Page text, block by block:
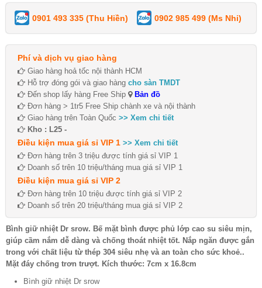
0901 493 335 (Thu Hiền) 0902 985 499 (Ms Nhi)
Phí và dịch vụ giao hàng
Giao hàng hoả tốc nội thành HCM
Hỗ trợ đóng gói và giao hàng cho sàn TMDT
Đến shop lấy hàng Free Ship
Bản đồ
Đơn hàng > 1tr5 Free Ship chành xe và nội thành
Giao hàng trên Toàn Quốc >> Xem chi tiết
Kho : L25 -
Điều kiện mua giá sỉ VIP 1 >> Xem chi tiết
Đơn hàng trên 3 triệu được tính giá sỉ VIP 1
Doanh số trên 10 triệu/tháng mua giá sỉ VIP 1
Điều kiện mua giá sỉ VIP 2
Đơn hàng trên 10 triệu được tính giá sỉ VIP 2
Doanh số trên 20 triệu/tháng mua giá sỉ VIP 2
Bình giữ nhiệt Dr srow. Bế mặt bình được phủ lớp cao su siêu mịn,
giúp cầm nắm dễ dàng và chống thoát nhiệt tốt. Nắp ngăn được gắn
trong với chất liệu từ thép 304 siêu nhẹ và an toàn cho sức khoẻ..
Mặt đáy chống trơn trượt. Kích thước: 7cm x 16.8cm
Bình giữ nhiệt Dr srow